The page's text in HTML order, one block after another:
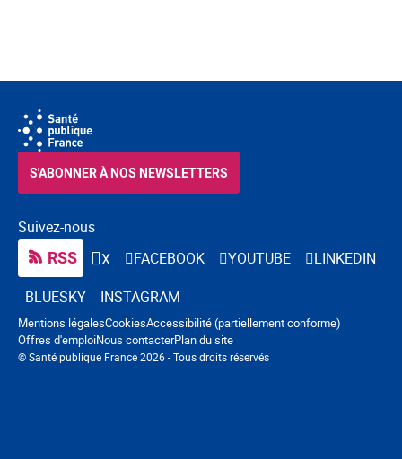
Suivez-nous
RSS X FACEBOOK YOUTUBE
LINKEDIN
BLUESKY
INSTAGRAM
S'ABONNER À NOS NEWSLETTERS
© Santé publique France 2026 - Tous droits réservés
Navigation pied de page
Mentions légalesCookiesAccessibilité (partiellement conforme)
Offres d'emploiNous contacterPlan du site